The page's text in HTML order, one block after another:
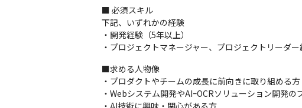
■ 必須スキル
下記、いずれかの経験
・開発経験（5年以上）
・プロジェクトマネージャー、プロジェクトリーダ
■求める人物像
・プロダクトやチームの成長に前向きに取り組める方
・Webシステム開発やAIｰOCRソリューション開発
・AI技術に興味・関心がある方